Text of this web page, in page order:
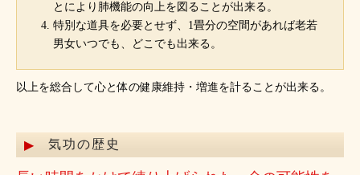
とにより肺機能の向上を図ることが出来る。
特別な道具を必要とせず、1畳分の空間があれば老若
男女いつでも、どこでも出来る。
以上を総合して心と体の健康維持・増進を計ることが出来る。
気功の歴史